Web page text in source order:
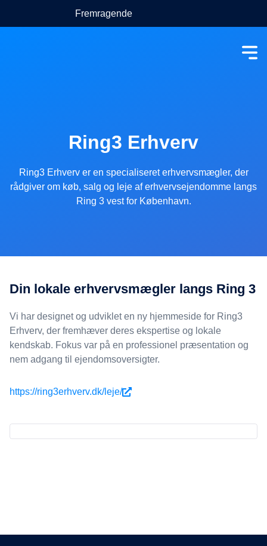
Fremragende
Ring3 Erhverv
Ring3 Erhverv er en specialiseret erhvervsmægler, der
rådgiver om køb, salg og leje af erhvervsejendomme langs
Ring 3 vest for København.
Din lokale erhvervsmægler langs Ring 3
Vi har designet og udviklet en ny hjemmeside for Ring3
Erhverv, der fremhæver deres ekspertise og lokale
kendskab. Fokus var på en professionel præsentation og
nem adgang til ejendomsoversigter.
https://ring3erhverv.dk/leje/